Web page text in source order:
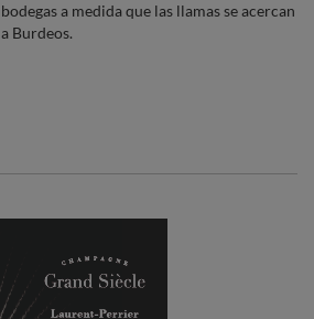
bodegas a medida que las llamas se acercan
a Burdeos.